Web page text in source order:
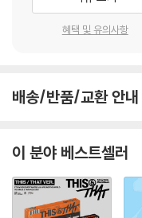
혜택 및 유의사항
배송/반품/교환 안내
이 분야 베스트셀러